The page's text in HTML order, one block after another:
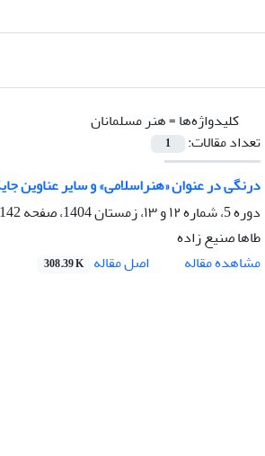
کلیدواژه‌ها =هنر مسلمانان
تعداد مقالات:
1
درنگی در عنوان «هنراسلامی» و سایر عناوین
دوره 5، شماره ۱۲ و ۱۳، زمستان 1404، صفحه
142-149
طاها صنیع زاده
مشاهده مقاله
اصل مقاله 308.39 K